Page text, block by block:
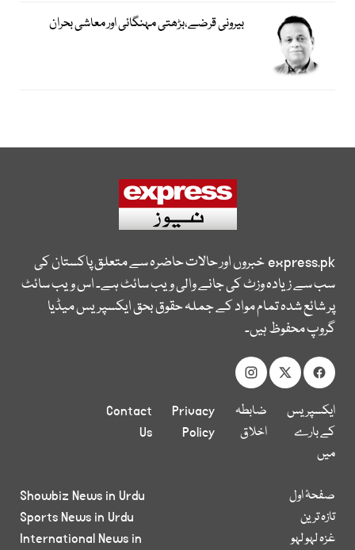
بیرونی قرضے،بڑھتی مہنگائی اور معاشی بحران
express.pkخبروں اور حالات حاضرہ سے متعلق پاکستان کی
سب سے زیادہ وزٹ کی جانے والی ویب سائٹ ہے۔ اس ویب سائٹ
پر شائع شدہ تمام مواد کے جملہ حقوق بحق ایکسپریس میڈیا
گروپ محفوظ ہیں۔
ایکسپریس
کے بارے
میں
ضابطہ
اخلاق
Privacy
Policy
Contact
Us
صفحۂ اول
تازہ ترین
غزہ لہو لہو
Showbiz News in Urdu
Sports News in Urdu
International News in